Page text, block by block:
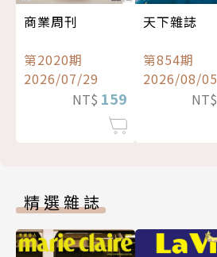
商業周刊
第2020期
2026/07/29
NT$ 159
天下雜誌
第854期
2026/08/05
NT$
精選雜誌